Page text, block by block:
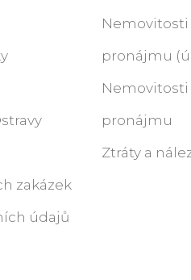
zakázek
údajů
Nemovitosti
pronájmu
Nemovitosti
pronájmu
Ztráty a